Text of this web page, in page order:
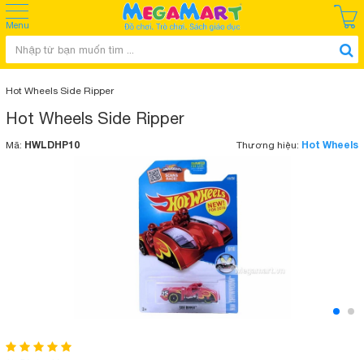
Menu
Hot Wheels Side Ripper
Hot Wheels Side Ripper
Mã: HWLDHP10 Thương hiệu: Hot Wheels